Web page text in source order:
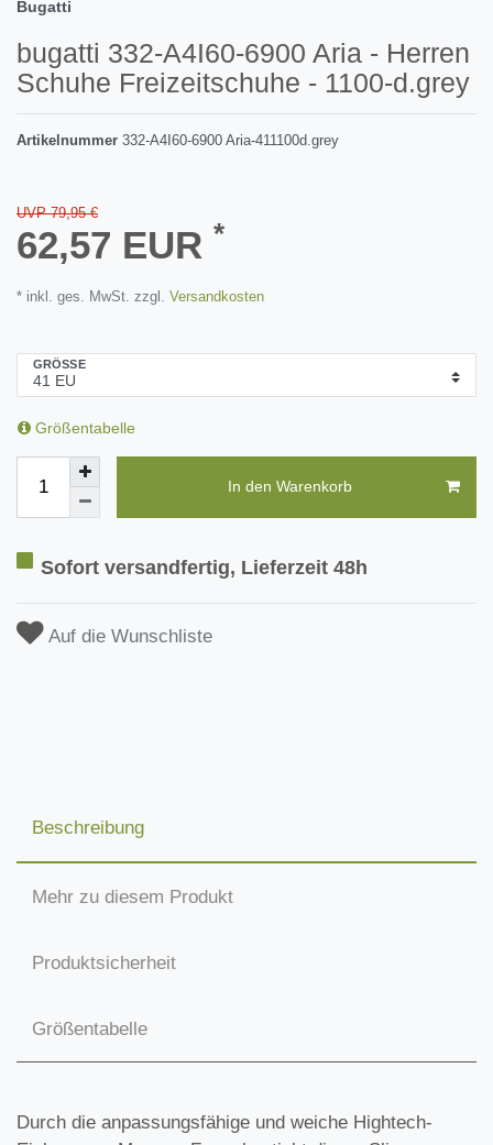
Bugatti
bugatti 332-A4I60-6900 Aria - Herren
Schuhe Freizeitschuhe - 1100-d.grey
Artikelnummer 332-A4I60-6900 Aria-411100d.grey
UVP 79,95 €
62,57 EUR *
* inkl. ges. MwSt. zzgl. Versandkosten
GRÖSSE
Größentabelle
In den Warenkorb
Sofort versandfertig, Lieferzeit 48h
Auf die Wunschliste
Beschreibung
Mehr zu diesem Produkt
Produktsicherheit
Größentabelle
Durch die anpassungsfähige und weiche Hightech-